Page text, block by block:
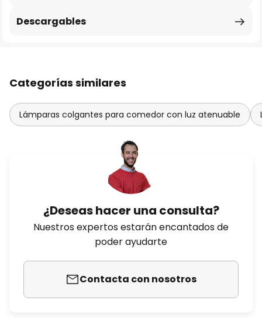
Descargables
Categorías similares
Lámparas colgantes para comedor con luz atenuable
¿Deseas hacer una consulta?
Nuestros expertos estarán encantados de
poder ayudarte
Contacta con nosotros